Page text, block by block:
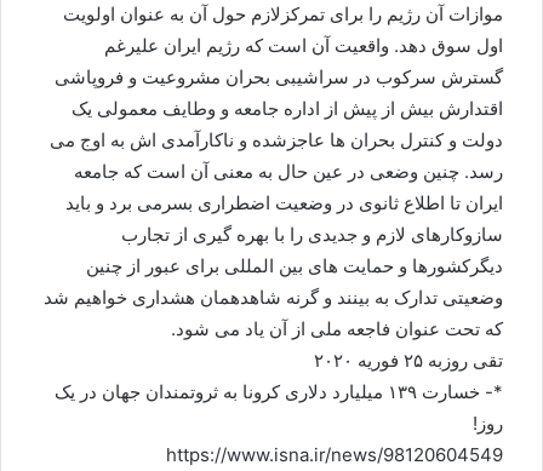
موازات آن رژیم را برای تمرکزلازم حول آن به عنوان اولویت
اول سوق دهد. واقعیت آن است که رژیم ایران علیرغم
گسترش سرکوب در سراشیبی بحران مشروعیت و فروپاشی
اقتدارش بیش از پیش از اداره جامعه و وطایف معمولی یک
دولت و کنترل بحران ها عاجزشده و ناکارآمدی اش به اوج می
رسد. چنین وضعی در عین حال به معنی آن است که جامعه
ایران تا اطلاع ثانوی در وضعیت اضطراری بسرمی برد و باید
سازوکارهای لازم و جدیدی را با بهره گیری از تجارب
دیگرکشورها و حمایت های بین المللی برای عبور از چنین
وضعیتی تدارک به بینند و گرنه شاهدهمان هشداری خواهیم شد
که تحت عنوان فاجعه ملی از آن یاد می شود.
تقی روزبه ۲۵ فوریه ۲۰۲۰
*- خسارت ۱۳۹ میلیارد دلاری کرونا به ثروتمندان جهان در یک
روز!
https://www.isna.ir/news/98120604549